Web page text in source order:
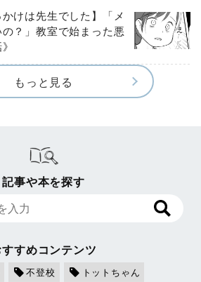
かけは先生でした】「メ
？」教室で始まった悪
もっと見る
記事や本を探す
すめコンテンツ
不登校
トットちゃん